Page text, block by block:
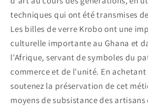
techniques qui ont été transmises
Les billes de verre Krobo ont une
culturelle importante au Ghana et
l'Afrique, servant de symboles du
commerce et de l'unité. En achetant
soutenez la préservation de cet
moyens de subsistance des